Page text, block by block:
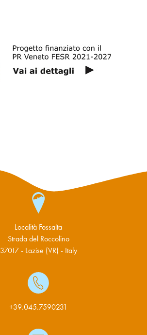
Località Fossalta
Strada del Roccolino
37017 - Lazise (VR) - Italy
+39.045.7590231